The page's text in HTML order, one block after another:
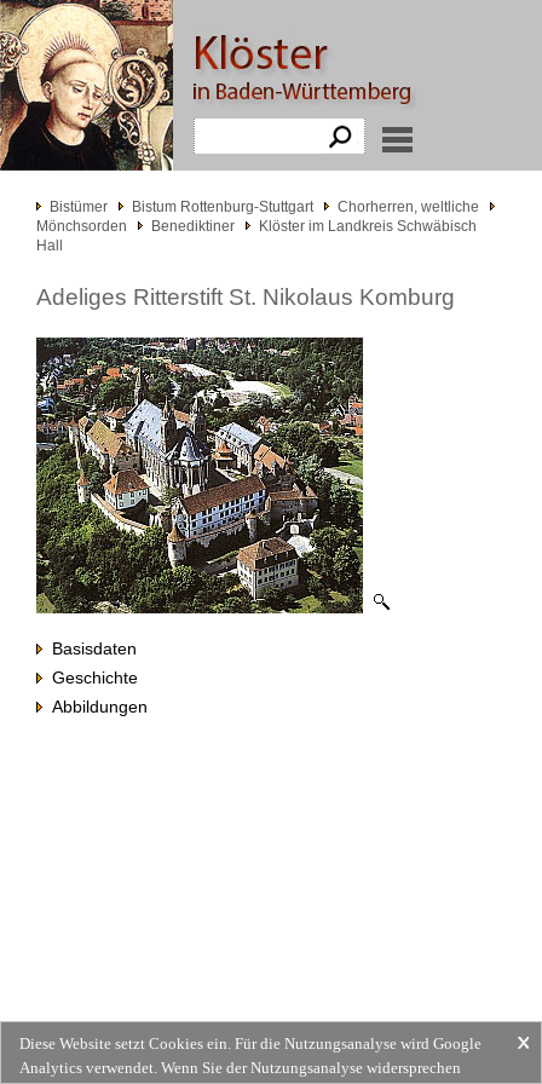
Bistümer Bistum Rottenburg-Stuttgart
Chorherren, weltliche
Mönchsorden
Benediktiner
Klöster im Landkreis Schwäbisch
Hall
Adeliges Ritterstift St. Nikolaus Komburg
Basisdaten
Geschichte
Abbildungen
Diese Website setzt Cookies ein. Für die Nutzungsanalyse wird Google
Analytics verwendet. Wenn Sie der Nutzungsanalyse widersprechen